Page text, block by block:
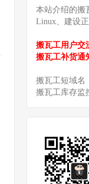
本站介绍的搬
Linux、建设正
搬瓦工用户交
搬瓦工补货通
搬瓦工短域名
搬瓦工库存监